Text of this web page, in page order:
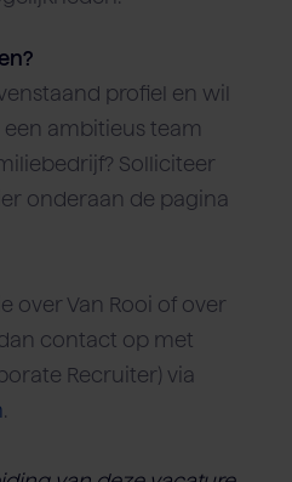
profiel en wil
ambitieus team
Solliciteer
onderaan de pagina
over Van Rooi of over
contact op met
Recruiter) via
.